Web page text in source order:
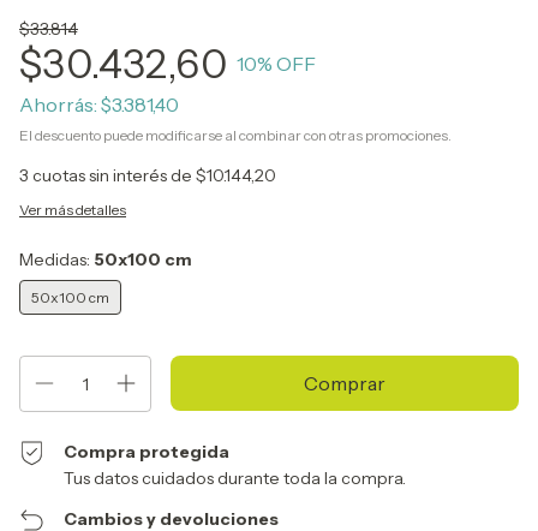
$33.814
$30.432,60 10% OFF
Ahorrás: $3.381,40
El descuento puede modificarse al combinar con otras promociones.
3 cuotas sin interés de $10.144,20
Ver más detalles
Medidas: 50x100 cm
50x100 cm
Compra protegida
Tus datos cuidados durante toda la compra.
Cambios y devoluciones